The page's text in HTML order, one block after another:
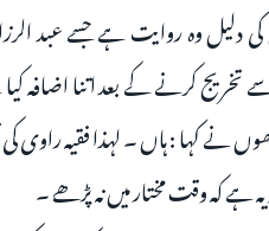
کی دلیل وہ روایت ہے جسے
تخریج کرنے کے بعد اتنا اضافہ
نے کہا : ہاں ۔ لہذا فقیہ